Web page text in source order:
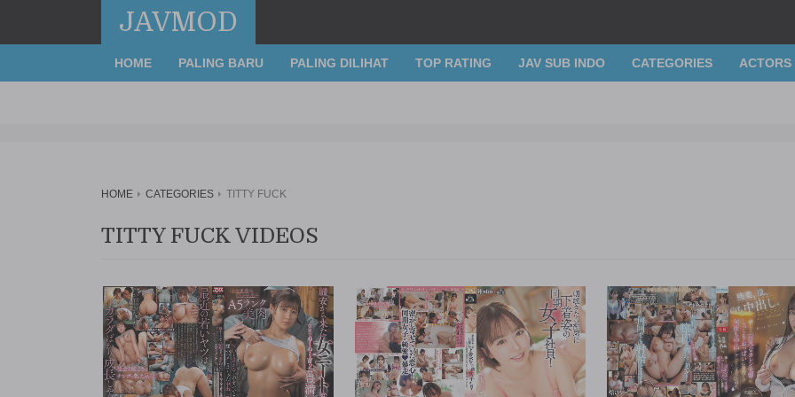
JAVMOD
HOME PALING BARU PALING DILIHAT TOP RATING JAV SUB INDO CATEGORIES ACTORS
HOME CATEGORIES TITTY FUCK
TITTY FUCK VIDEOS